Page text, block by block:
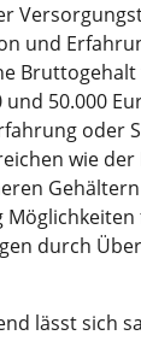
und
Bruttogehalt
und 50.000
oder
wie
durch
lässt sich